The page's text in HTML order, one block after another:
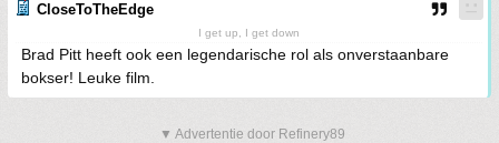
CloseToTheEdge
I get up, I get down
Brad Pitt heeft ook een legendarische rol als onverstaanbare
bokser! Leuke film.
▼ Advertentie door Refinery89